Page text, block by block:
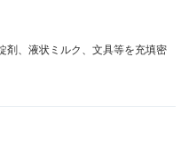
剤、液状ミルク、文具等を充填密